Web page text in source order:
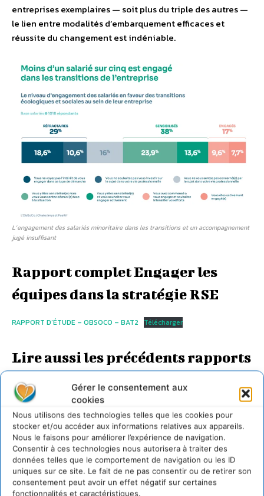
Gérer le consentement aux
cookies
Nous utilisons des technologies telles que les cookies pour
stocker et/ou accéder aux informations relatives aux appareils.
Nous le faisons pour améliorer l’expérience de navigation.
Consentir à ces technologies nous autorisera à traiter des
données telles que le comportement de navigation ou les ID
uniques sur ce site. Le fait de ne pas consentir ou de retirer son
consentement peut avoir un effet négatif sur certaines
fonctionnalités et caractéristiques.
entreprises exemplaires — soit plus du triple des autres —
le lien entre modalités d’embarquement efficaces et
réussite du changement est indéniable.
L’engagement des salariés minoritaire dans les transitions et un accompagnement
jugé insuffisant
Rapport complet Engager les
équipes dans la stratégie RSE
RAPPORT D’ÉTUDE – OBSOCO – BAT2 Télécharger
Lire aussi les précédents rapports
d’Audencia